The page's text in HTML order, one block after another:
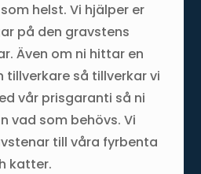
helst. Vi hjälper er
på den gravstens
Även om ni hittar en
tillverkare så tillverkar vi
vår prisgaranti så ni
vad som behövs. Vi
till våra fyrbenta
katter.